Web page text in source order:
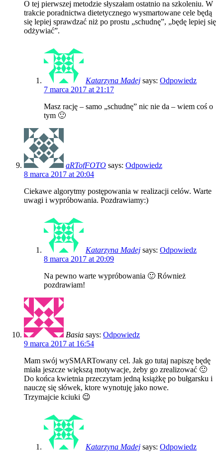
O tej pierwszej metodzie słyszałam ostatnio na szkoleniu. W
trakcie poradnictwa dietetycznego wysmartowane cele będą
się lepiej sprawdzać niż po prostu „schudnę”, „będę lepiej się
odżywiać”.
Katarzyna Madej says: Odpowiedz
7 marca 2017 at 21:17
Masz rację – samo „schudnę” nic nie da – wiem coś o
tym 🙂
aRTofFOTO says: Odpowiedz
8 marca 2017 at 20:04
Ciekawe algorytmy postępowania w realizacji celów. Warte
uwagi i wypróbowania. Pozdrawiamy:)
Katarzyna Madej says: Odpowiedz
8 marca 2017 at 20:09
Na pewno warte wypróbowania 🙂 Również
pozdrawiam!
Basia says: Odpowiedz
9 marca 2017 at 16:54
Mam swój wySMARTowany cel. Jak go tutaj napiszę będę
miała jeszcze większą motywacje, żeby go zrealizować 🙂
Do końca kwietnia przeczytam jedną książkę po bułgarsku i
nauczę się słówek, ktore wynotuję jako nowe.
Trzymajcie kciuki 😉
Katarzyna Madej says: Odpowiedz